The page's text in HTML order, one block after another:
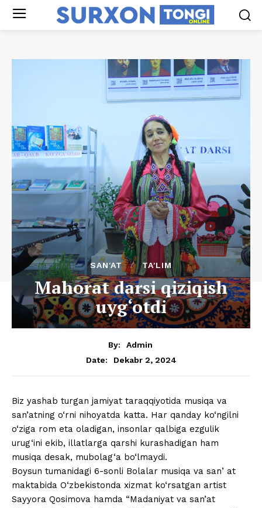
SAN'AT TA'LIM
Mahorat darsi qiziqish
uyg‘otdi
By:
Admin
Date:
Dekabr 2, 2024
Biz yashab turgan jamiyat taraqqiyotida musiqa va
san’atning o‘rni nihoyatda katta. Har qanday ko‘ngilni
o‘ziga rom eta oladigan, insonlar qalbiga ezgulik
urug‘ini ekib, illatlarga qarshi kurashadigan ham
musiqa desak, mubolag‘a bo‘lmaydi.
Boysun tumanidagi 6-sonli Bolalar musiqa va sanʼat
maktabida O‘zbekistonda xizmat ko‘rsatgan artist
Sayyora Qosimova hamda “Madaniyat va san’at